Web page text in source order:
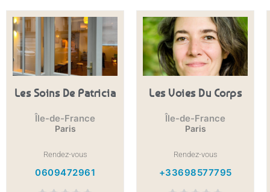
Les Soins De Patricia
Île-de-France
Paris
Rendez-vous
0609472961
Les Voies Du Corps
Île-de-France
Paris
Rendez-vous
+33698577795